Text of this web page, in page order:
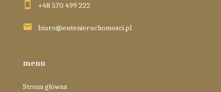
+48 570 499 222
biuro@entenieruchomosci.pl
menu
Strona główna